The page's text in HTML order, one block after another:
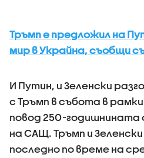
Тръмп е предложил на
мир в Украйна, съобщи
И Путин, и Зеленски
с Тръмп в събота в
повод 250-
на САЩ. Тръмп и
последно по време на